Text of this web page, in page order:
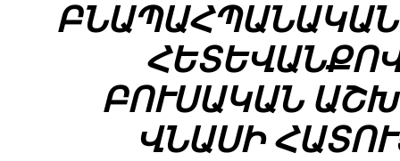
ԲՈՒՍԱԿԱՆ
ՎՆԱՍԻ